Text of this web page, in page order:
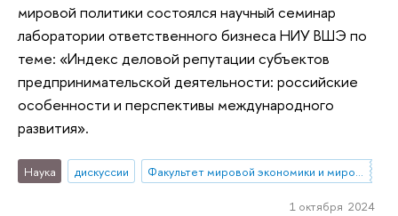
мировой политики состоялся научный семинар
лаборатории ответственного бизнеса НИУ ВШЭ по
теме: «Индекс деловой репутации субъектов
предпринимательской деятельности: российские
особенности и перспективы международного
развития».
Наука дискуссии
1 октября 2024